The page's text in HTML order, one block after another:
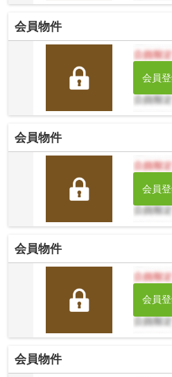
会員物件
会員
会員物件
会員
会員物件
会員
会員物件